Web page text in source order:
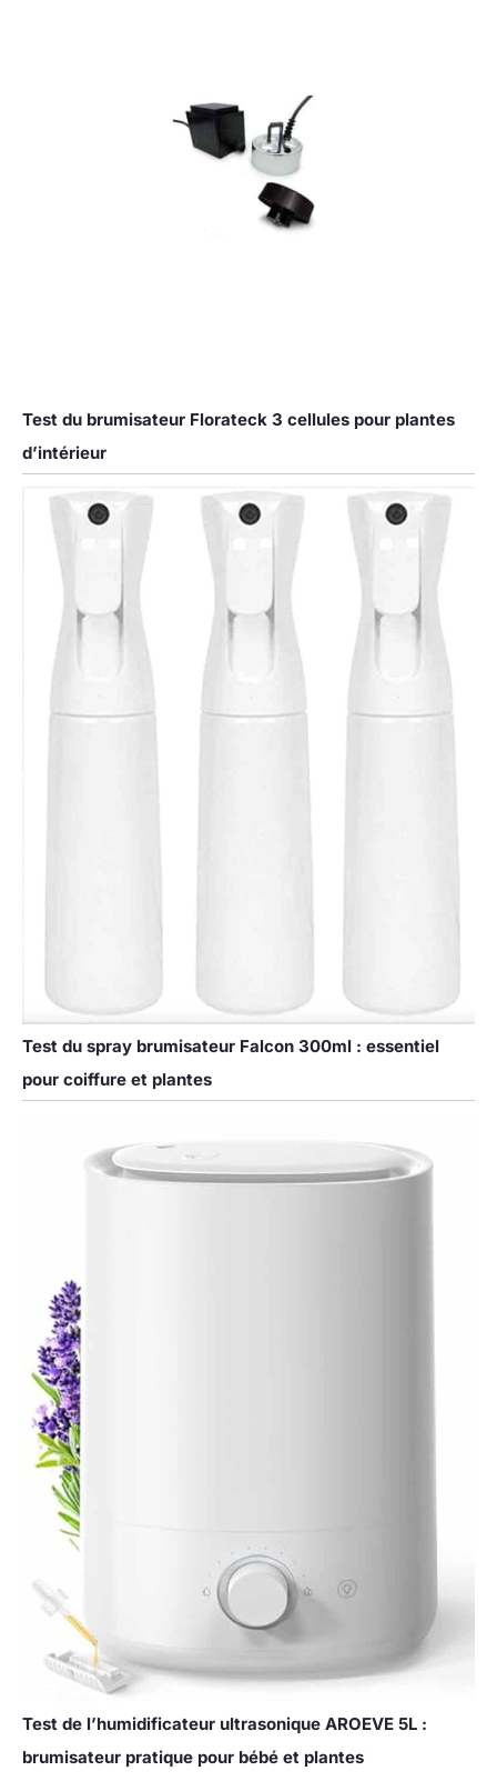
Test du brumisateur Florateck 3 cellules pour plantes
d’intérieur
Test du spray brumisateur Falcon 300ml : essentiel
pour coiffure et plantes
Test de l’humidificateur ultrasonique AROEVE 5L :
brumisateur pratique pour bébé et plantes